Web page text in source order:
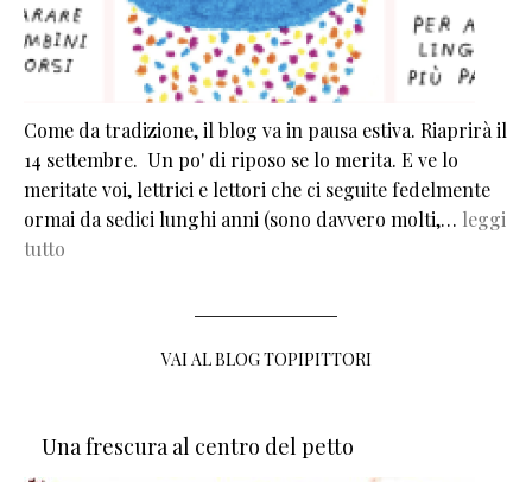
Come da tradizione, il blog va in pausa estiva. Riaprirà il
14 settembre. Un po' di riposo se lo merita. E ve lo
meritate voi, lettrici e lettori che ci seguite fedelmente
ormai da sedici lunghi anni (sono davvero molti,… leggi
tutto
VAI AL BLOG TOPIPITTORI
Una frescura al centro del petto